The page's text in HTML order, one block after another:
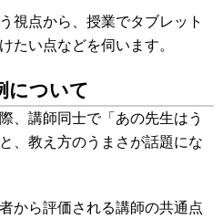
視点から、授業でタブレット
たい点などを伺います。
について
、講師同士で「あの先生はう
、教え方のうまさが話題にな
から評価される講師の共通点